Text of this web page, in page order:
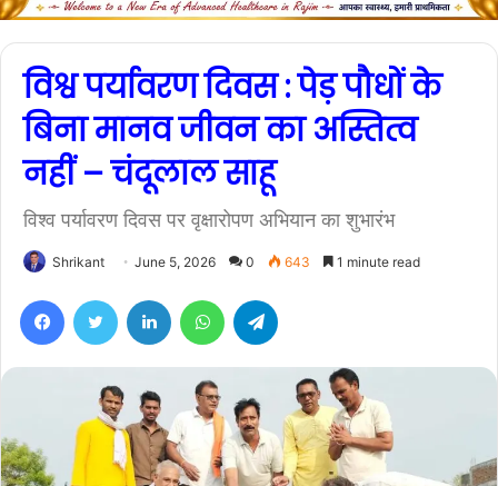
विश्व पर्यावरण दिवस : पेड़ पौधों के
बिना मानव जीवन का अस्तित्व
नहीं – चंदूलाल साहू
विश्व पर्यावरण दिवस पर वृक्षारोपण अभियान का शुभारंभ
Shrikant June 5, 2026 0 643 1 minute read